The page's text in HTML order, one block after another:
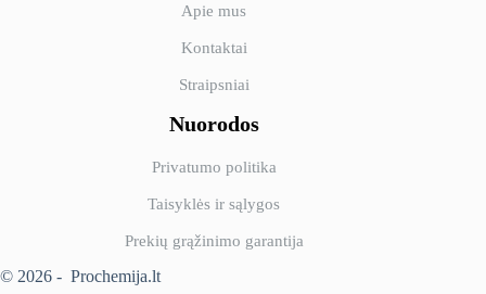
Apie mus
Kontaktai
Straipsniai
Nuorodos
Privatumo politika
Taisyklės ir sąlygos
Prekių grąžinimo garantija
© 2026 - Prochemija.lt